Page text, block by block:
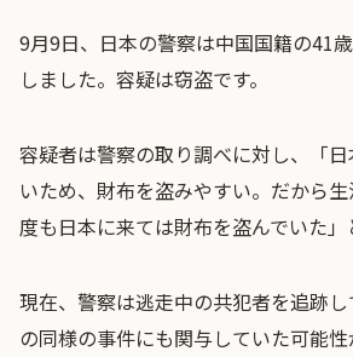
9月9日、日本の警察は中国国籍の41
しました。容疑は窃盗です。
容疑者は警察の取り調べに対し、「
いため、財布を盗みやすい。だから
度も日本に来ては財布を盗んでいた」
現在、警察は逃走中の共犯者を追跡
の同様の事件にも関与していた可能